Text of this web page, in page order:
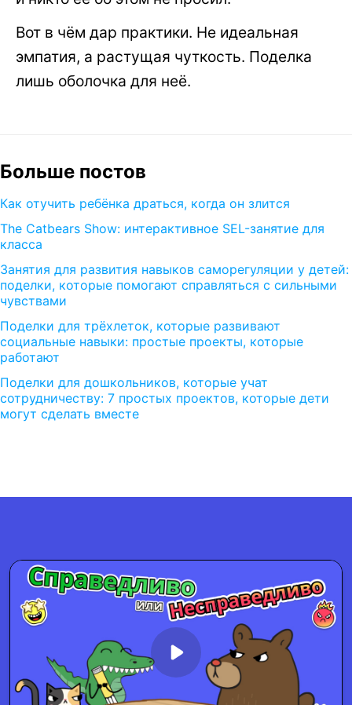
Вот в чём дар практики. Не идеальная
эмпатия, а растущая чуткость. Поделка
лишь оболочка для неё.
Больше постов
Как отучить ребёнка драться, когда он злится
The Catbears Show: интерактивное SEL-занятие для
класса
Занятия для развития навыков саморегуляции у детей:
поделки, которые помогают справляться с сильными
чувствами
Поделки для трёхлеток, которые развивают
социальные навыки: простые проекты, которые
работают
Поделки для дошкольников, которые учат
сотрудничеству: 7 простых проектов, которые дети
могут сделать вместе